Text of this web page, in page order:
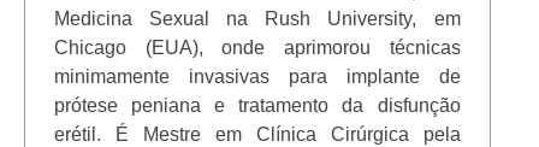
Medicina Sexual na Rush University, em
Chicago (EUA), onde aprimorou técnicas
minimamente invasivas para implante de
prótese peniana e tratamento da disfunção
erétil. É Mestre em Clínica Cirúrgica pela